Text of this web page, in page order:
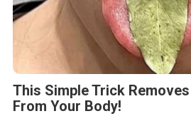
This Simple Trick
From Your Body!